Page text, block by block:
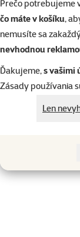
Prečo potrebujeme
čo máte v košíku,
nemusíte sa
nevhodnou
Ďakujeme,s vašimi
Zásady používania
Len